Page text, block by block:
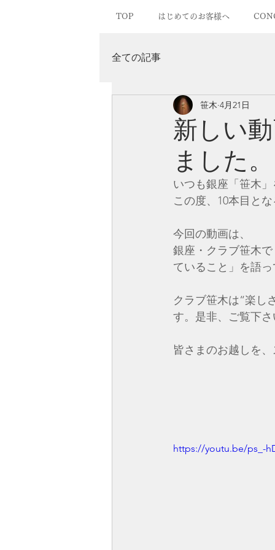
TOP はじめてのお客様へ
全ての記事
新しい
ました。
笹木 4月21日
いつも銀座「笹木
この度、10本目と
今回の動画は、
銀座・クラブ笹木
ていること」を語
クラブ笹木は“楽し
す。​​​​是非、ご覧下
皆さまのお越しを
https://youtu.be/ps_-